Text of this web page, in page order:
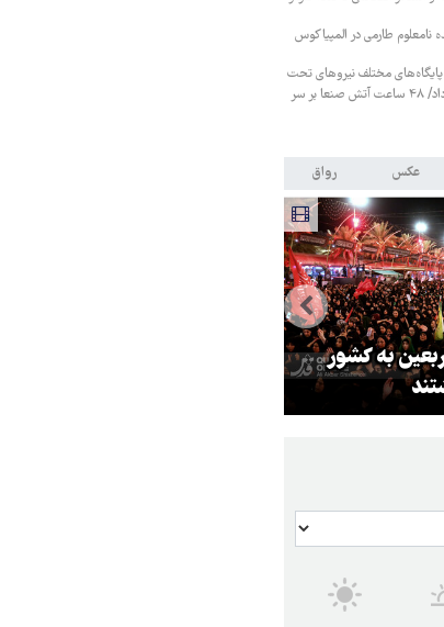
نامعلوم طارمی در المپیاکوس
مختلف نیروهای تحت
حمایت عربستان را هدف قرار داد/ ۴۸ ساعت آتش صنعا بر سر
عکس رواق
آمریکا را
کرد